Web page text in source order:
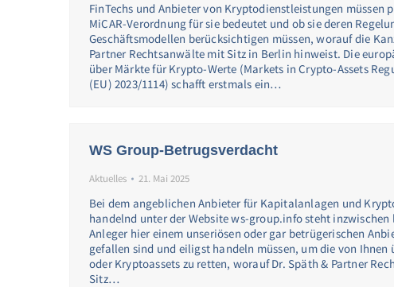
FinTechs und Anbieter von Kryptodienstleistungen müssen
MiCAR-Verordnung für sie bedeutet und ob sie deren
Geschäftsmodellen berücksichtigen müssen, worauf die
Partner Rechtsanwälte mit Sitz in Berlin hinweist. Die
über Märkte für Krypto-Werte (Markets in Crypto-Assets
(EU) 2023/1114) schafft erstmals ein…
WS Group-Betrugsverdacht
Aktuelles 21. Mai 2025
Bei dem angeblichen Anbieter für Kapitalanlagen und
handelnd unter der Website ws-group.info steht inzwischen
Anleger hier einem unseriösen oder gar betrügerischen
gefallen sind und eiligst handeln müssen, um die von Ihnen
oder Kryptoassets zu retten, worauf Dr. Späth & Partner
Sitz…